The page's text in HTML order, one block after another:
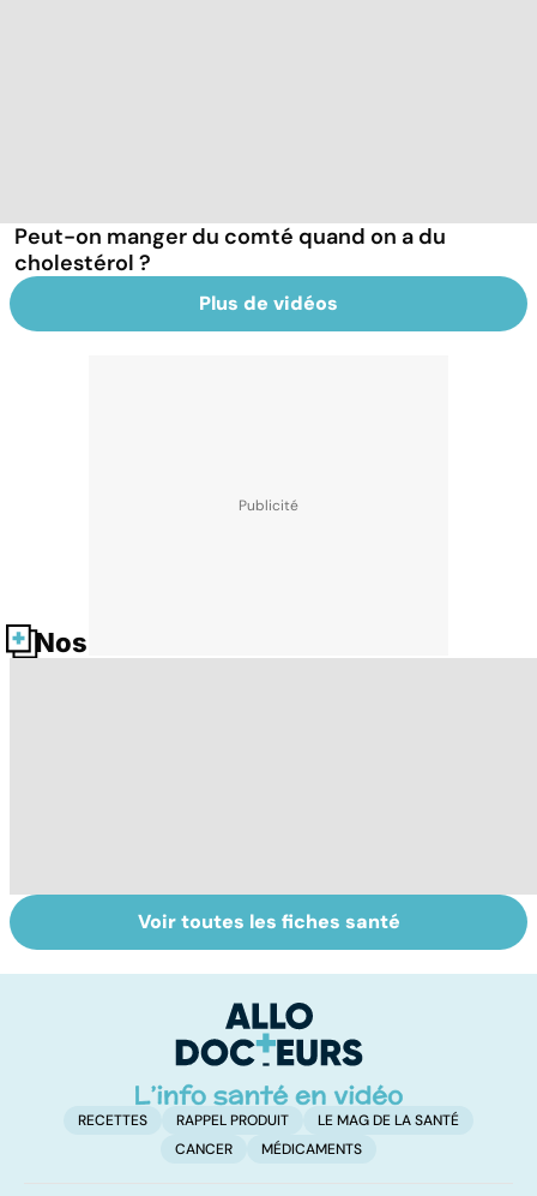
Peut-on manger du comté quand on a du
cholestérol ?
Plus de vidéos
Nos fiches santé
Gynéco : un suivi
pour la vie
Le magnésium,
un oligo-élément
Voir toutes les fiches santé
RECETTES RAPPEL PRODUIT
LE MAG DE LA SANTÉ
CANCER
MÉDICAMENTS